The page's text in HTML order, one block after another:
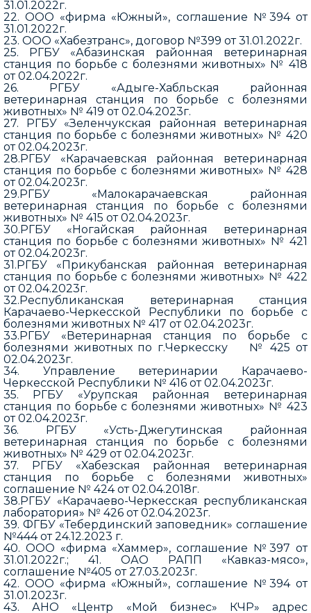
31.01.2022г.
22. ООО «фирма «Южный», соглашение №394 от
31.01.2022г.
23. ООО «Хабезтранс», договор №399 от 31.01.2022г.
25. РГБУ «Абазинская районная ветеринарная
станция по борьбе с болезнями животных» № 418
от 02.04.2022г.
26. РГБУ «Адыге-Хабльская районная
ветеринарная станция по борьбе с болезнями
животных» № 419 от 02.04.2023г.
27. РГБУ «Зеленчукская районная ветеринарная
станция по борьбе с болезнями животных» № 420
от 02.04.2023г.
28.РГБУ «Карачаевская районная ветеринарная
станция по борьбе с болезнями животных» № 428
от 02.04.2023г.
29.РГБУ «Малокарачаевская районная
ветеринарная станция по борьбе с болезнями
животных» № 415 от 02.04.2023г.
30.РГБУ «Ногайская районная ветеринарная
станция по борьбе с болезнями животных» № 421
от 02.04.2023г.
31.РГБУ «Прикубанская районная ветеринарная
станция по борьбе с болезнями животных» № 422
от 02.04.2023г.
32.Республиканская ветеринарная станция
Карачаево-Черкесской Республики по борьбе с
болезнями животных № 417 от 02.04.2023г.
33.РГБУ «Ветеринарная станция по борьбе с
болезнями животных по г.Черкесску № 425 от
02.04.2023г.
34. Управление ветеринарии Карачаево-
Черкесской Республики № 416 от 02.04.2023г.
35. РГБУ «Урупская районная ветеринарная
станция по борьбе с болезнями животных» № 423
от 02.04.2023г.
36. РГБУ «Усть-Джегутинская районная
ветеринарная станция по борьбе с болезнями
животных» № 429 от 02.04.2023г.
37. РГБУ «Хабезская районная ветеринарная
станция по борьбе с болезнями животных»
соглашение № 424 от 02.04.2018г.
38.РГБУ «Карачаево-Черкесская республиканская
лаборатория» № 426 от 02.04.2023г.
39. ФГБУ «Тебердинский заповедник» соглашение
№444 от 24.12.2023 г.
40. ООО «фирма «Хаммер», соглашение №397 от
31.01.2022г.; 41. ОАО РАПП «Кавказ-мясо»,
соглашение №405 от 27.03.2023г.
42. ООО «фирма «Южный», соглашение №394 от
31.01.2023г.
43. АНО «Центр «Мой бизнес» КЧР» адрес